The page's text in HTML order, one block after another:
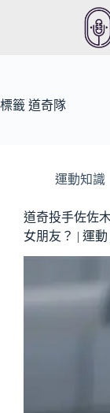
容
標籤 道奇隊
運動知識
道奇投手佐佐
女朋友？ | 運